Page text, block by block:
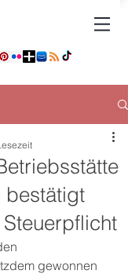
bestätigt
gewonnen